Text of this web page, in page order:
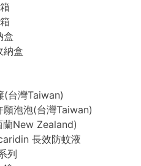
盒
納盒
(台灣Taiwan)
泡泡(台灣Taiwan)
New Zealand)
長效防蚊液
列